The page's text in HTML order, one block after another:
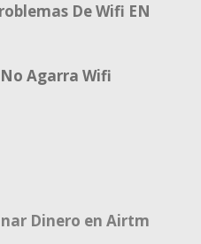
De Wifi EN
Agarra Wifi
Dinero en Airtm